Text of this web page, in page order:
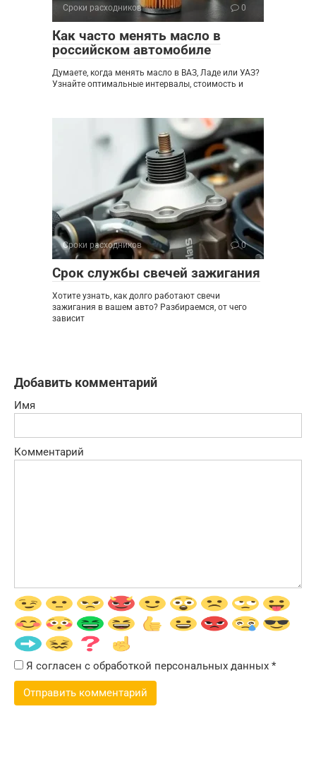
Сроки расходников 0
Как часто менять масло в
российском автомобиле
Думаете, когда менять масло в ВАЗ, Ладе или УАЗ?
Узнайте оптимальные интервалы, стоимость и
Сроки расходников 0
Срок службы свечей зажигания
Хотите узнать, как долго работают свечи
зажигания в вашем авто? Разбираемся, от чего
зависит
Добавить комментарий
Имя
Комментарий
Я согласен с обработкой персональных данных *